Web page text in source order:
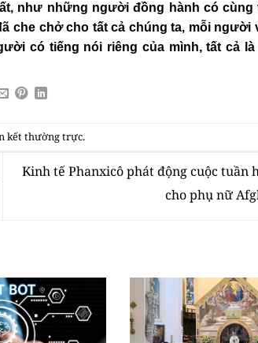
như những người đồng hành có cùng
che chở cho tất cả chúng ta, mỗi người
có tiếng nói riêng của mình, tất cả là
kết thường trực.
Kinh tế Phanxicô phát động cuộc tuần
cho phụ nữ